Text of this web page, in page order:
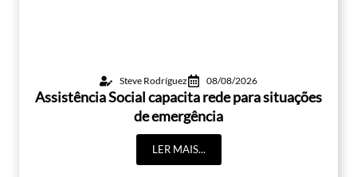
Steve Rodríguez 08/08/2026
Assistência Social capacita rede para situações
de emergência
LER MAIS...